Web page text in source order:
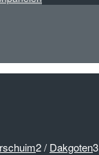
2/ Dakgoten3